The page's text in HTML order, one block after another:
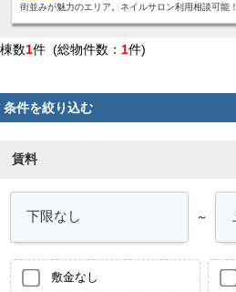
街並みが魅力のエリア。ネイルサロン利用相談可能！
棟数1件 (総物件数： 1件)
条件を絞り込む
賃料
～
敷金なし